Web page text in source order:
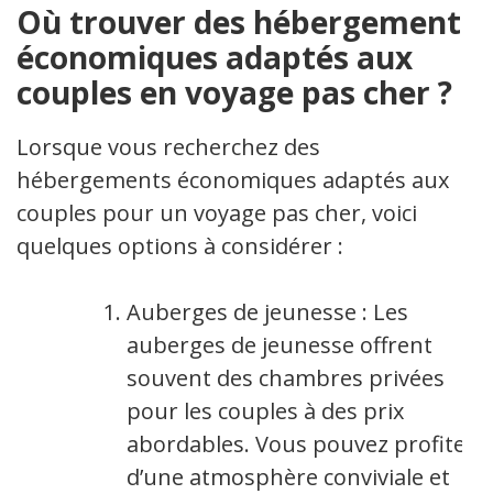
Où trouver des hébergements
économiques adaptés aux
couples en voyage pas cher ?
Lorsque vous recherchez des
hébergements économiques adaptés aux
couples pour un voyage pas cher, voici
quelques options à considérer :
Auberges de jeunesse : Les
auberges de jeunesse offrent
souvent des chambres privées
pour les couples à des prix
abordables. Vous pouvez profiter
d’une atmosphère conviviale et